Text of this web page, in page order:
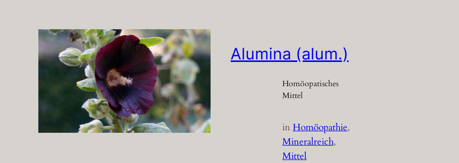
Alumina (alum.)
Homöopatisches
Mittel
inHomöopathie
Mineralreich
Mittel